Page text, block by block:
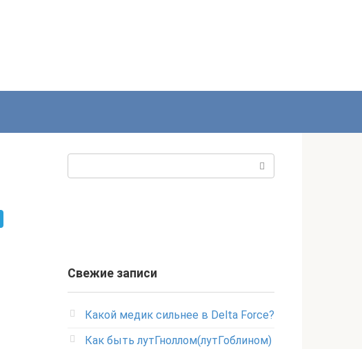
Свежие записи
Какой медик сильнее в Delta Force?
Как быть лутГноллом(лутГоблином)